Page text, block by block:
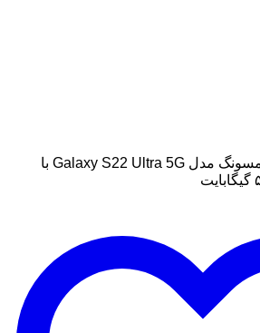
گوشی موبایل سامسونگ مدل Galaxy S22 Ultra 5G با